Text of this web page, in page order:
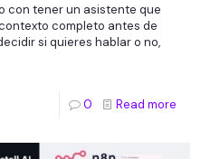
con tener un asistente que
completo antes de
si quieres hablar o no,
0 Read more